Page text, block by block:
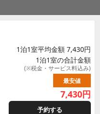
1泊1室平均金額 7,430円
1泊1室の合計金額
(※税金・サービス料込み)
最安値
7,430円
予約する